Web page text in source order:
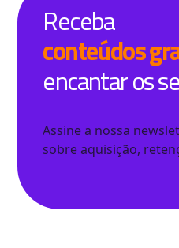
Receba
conteúdos
encantar os
Assine a nossa
sobre aquisição,